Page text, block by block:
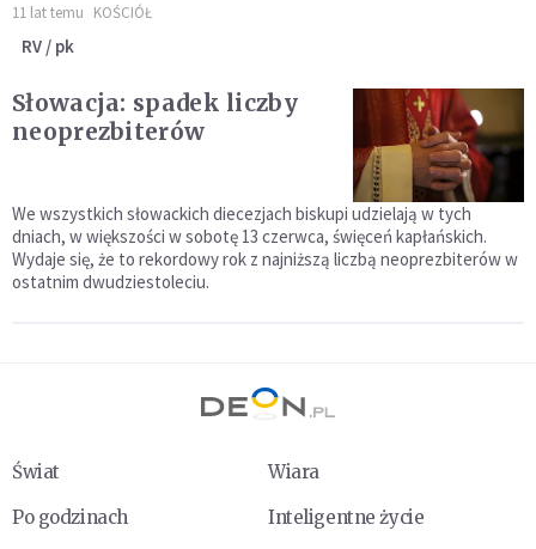
11 lat temu KOŚCIÓŁ
RV / pk
Słowacja: spadek liczby
neoprezbiterów
We wszystkich słowackich diecezjach biskupi udzielają w tych
dniach, w większości w sobotę 13 czerwca, święceń kapłańskich.
Wydaje się, że to rekordowy rok z najniższą liczbą neoprezbiterów w
ostatnim dwudziestoleciu.
Świat
Wiara
Po godzinach
Inteligentne życie